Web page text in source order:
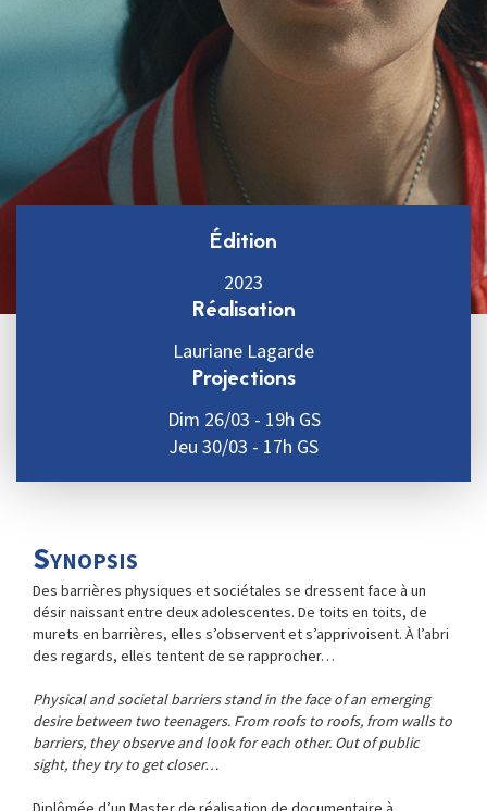
Édition
2023
Réalisation
Lauriane Lagarde
Projections
Dim 26/03 - 19h GS
Jeu 30/03 - 17h GS
Synopsis
Des barrières physiques et sociétales se dressent face à un
désir naissant entre deux adolescentes. De toits en toits, de
murets en barrières, elles s’observent et s’apprivoisent. À l’abri
des regards, elles tentent de se rapprocher…
Physical and societal barriers stand in the face of an emerging
desire between two teenagers. From roofs to roofs, from walls to
barriers, they observe and look for each other. Out of public
sight, they try to get closer…